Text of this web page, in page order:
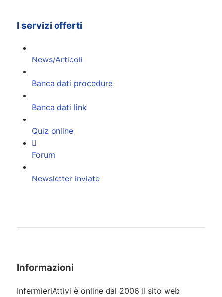
I servizi offerti
News/Articoli
Banca dati procedure
Banca dati link
Quiz online
Forum
Newsletter inviate
Informazioni
InfermieriAttivi è online dal 2006 il sito web